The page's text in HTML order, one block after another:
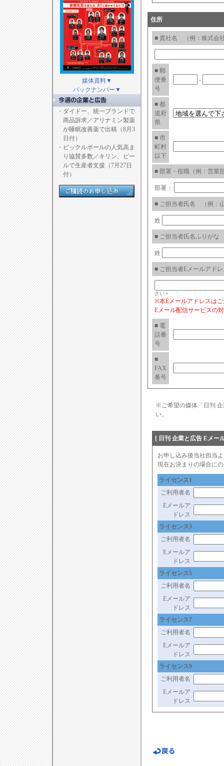
媒体資料▼
バックナンバー▼
・ ダイドー、統一ブランドで
商品訴求／アリナミン製薬
が睡眠改善薬で出稿（8月3
日付）
・ ピックルボールの人気高ま
り協賛多数／キリン、ビー
ルで生産者支援（7月27日
付）
住所
■ 貴社名 （例：株式会
■ 郵
便番
号
-
■ 都
道府
県
■ 市
町村
以下
■ 部署・役職（例：営業
部署：
■ ご担当者氏名 （例：
姓
■ ご担当者氏名ふりが
姓
■ ご担当者Eメールアド
さい＞
※本Eメールアドレスは
Eメール配信サービスの
■ 電
話番
号
■
FAX
番号
※ご希望の媒体「日刊 企
い。
[ 日刊 企業と広告 Eメー
お申し込み後当社担当
現在お決まりの場合に
ライセンス1
ご利用者名
Eメールア
ドレス
ライセンス3
ご利用者名
Eメールア
ドレス
ライセンス5
ご利用者名
Eメールア
ドレス
ライセンス7
ご利用者名
Eメールア
ドレス
ライセンス9
ご利用者名
Eメールア
ドレス